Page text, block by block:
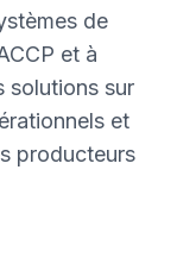
de
et à
solutions sur
et
producteurs